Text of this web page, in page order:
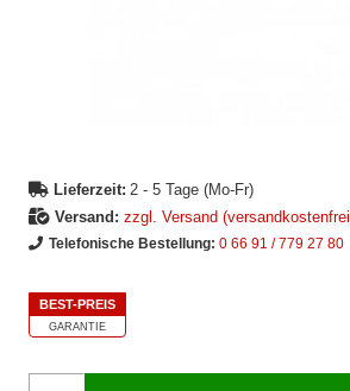
Lieferzeit: 2 - 5 Tage (Mo-Fr)
Versand: zzgl. Versand
Telefonische Bestellung: 0 66 91 / 779 27 80
BEST-PREIS
GARANTIE